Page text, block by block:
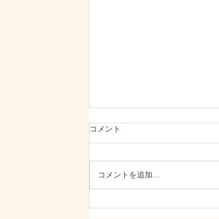
コメント
コメントを追加…